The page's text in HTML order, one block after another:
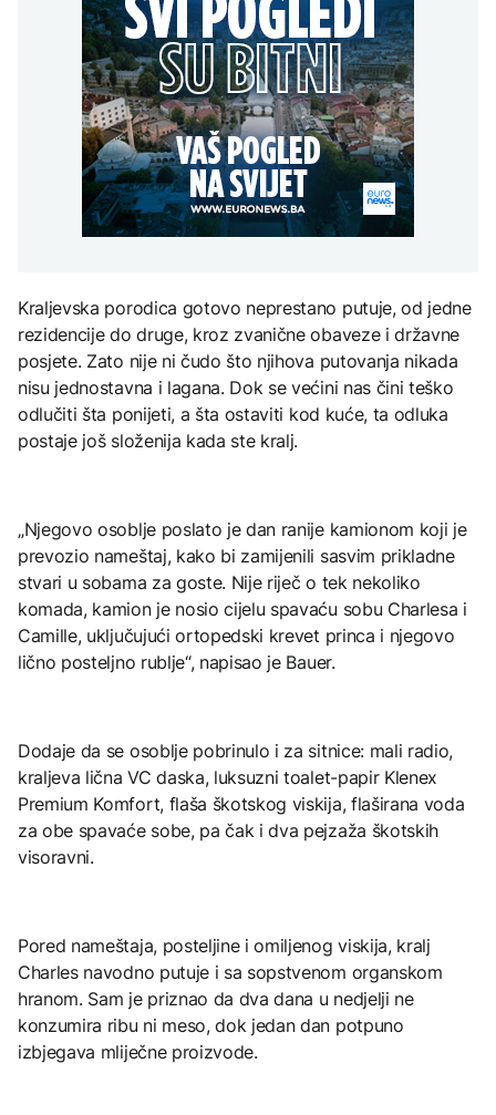
vremena: Subota donosi
osvježenje, a onda
ponovo velike vrućine
AKTUELNO
Sladić najavio promjenu
vremena: Subota donosi
osvježenje, a onda
ponovo velike vrućine
POLITIKA
Macut najavio dodatne
mjere za ublažavanje
posljedica toplotnog
talasa
Turska, Saudijska
Arabija i Pakistan
potpisali vojni sporazum
AKTUELNO
Poremećaji u Hormuzu:
Promet prepolovljen
uprkos smirivanju
sukoba SAD-a i Irana
djece moraju platiti 942
miliona dolara
KULTURA
Rat i pijesak prijete
drevnim piramidama
Meroe u Sudanu
Rihanna radi na novom
albumu
Kraljevska porodica gotovo neprestano putuje, od jedne
rezidencije do druge, kroz zvanične obaveze i državne
posjete. Zato nije ni čudo što njihova putovanja nikada
nisu jednostavna i lagana. Dok se većini nas čini teško
odlučiti šta ponijeti, a šta ostaviti kod kuće, ta odluka
postaje još složenija kada ste kralj.
„Njegovo osoblje poslato je dan ranije kamionom koji je
prevozio nameštaj, kako bi zamijenili sasvim prikladne
stvari u sobama za goste. Nije riječ o tek nekoliko
komada, kamion je nosio cijelu spavaću sobu Charlesa i
Camille, uključujući ortopedski krevet princa i njegovo
lično posteljno rublje“, napisao je Bauer.
Dodaje da se osoblje pobrinulo i za sitnice: mali radio,
kraljeva lična VC daska, luksuzni toalet-papir Klenex
Premium Komfort, flaša škotskog viskija, flaširana voda
za obe spavaće sobe, pa čak i dva pejzaža škotskih
visoravni.
Pored nameštaja, posteljine i omiljenog viskija, kralj
Charles navodno putuje i sa sopstvenom organskom
hranom. Sam je priznao da dva dana u nedjelji ne
konzumira ribu ni meso, dok jedan dan potpuno
izbjegava mliječne proizvode.